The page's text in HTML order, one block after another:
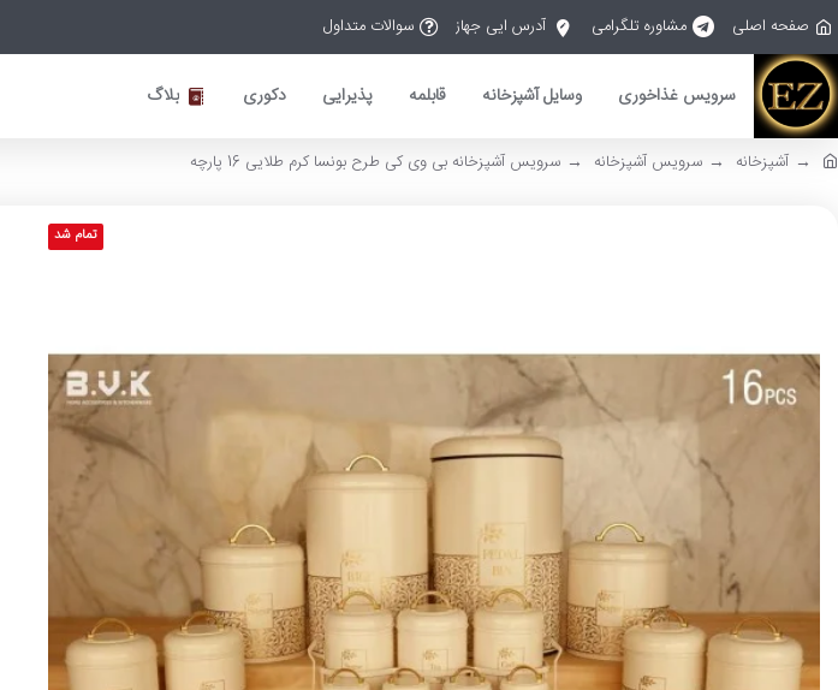
صفحه اصلی مشاوره تلگرامی آدرس ایی جهاز سوالات متداول
سرویس غذاخوری وسایل آشپزخانه قابلمه پذیرایی دکوری بلاگ
آشپزخانه سرویس آشپزخانه سرویس آشپزخانه بی وی کی طرح بونسا کرم طلایی 16 پارچه
تمام شد